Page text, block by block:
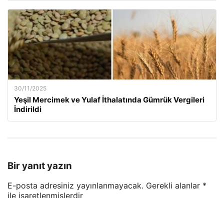
30/11/2025
Yeşil Mercimek ve Yulaf İthalatında Gümrük Vergileri
İndirildi
Bir yanıt yazın
E-posta adresiniz yayınlanmayacak. Gerekli alanlar *
ile işaretlenmişlerdir